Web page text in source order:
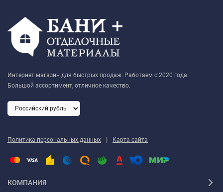
Интернет магазин для быстрых продаж. Работаем с 2020 года.
Большой ассортимент, отличное качество.
Политика персональных данных | Карта сайта
КОМПАНИЯ